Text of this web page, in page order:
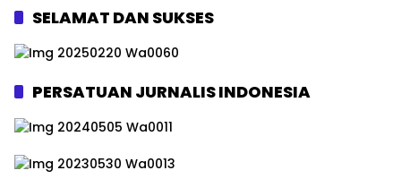
SELAMAT DAN SUKSES
PERSATUAN JURNALIS INDONESIA